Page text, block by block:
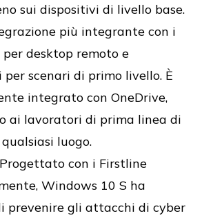
sui dispositivi di livello base.
più integrante con i
desktop remoto e
scenari di primo livello. È
integrato con OneDrive,
ai lavoratori di prima linea di
luogo.
con i Firstline
Windows 10 S ha
prevenire gli attacchi di cyber